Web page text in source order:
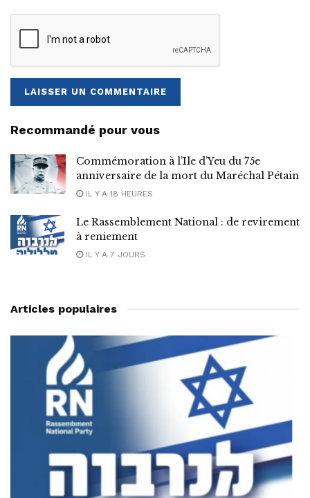
Recommandé pour vous
Commémoration à l’Ile d’Yeu du 75e
anniversaire de la mort du Maréchal Pétain
IL Y A 18 HEURES
Le Rassemblement National : de revirement
à reniement
IL Y A 7 JOURS
Articles populaires